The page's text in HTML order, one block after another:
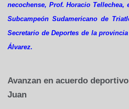
necochense, Prof. Horacio Tellechea,
Subcampeón Sudamericano de
Secretario de Deportes de la
Álvarez.
Avanzan en acuerdo
Juan